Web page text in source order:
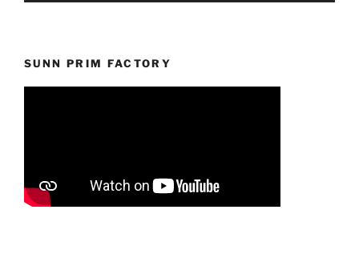
SUNN PRIM FACTORY